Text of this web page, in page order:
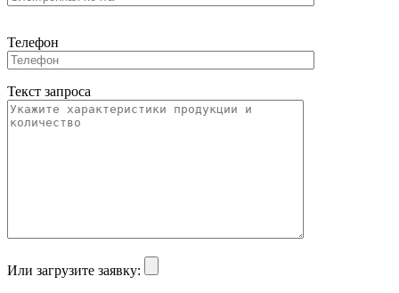
Телефон
Текст запроса
Или загрузите заявку: